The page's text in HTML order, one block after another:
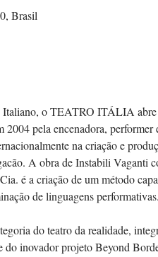
Brasil
o TEATRO ITÁLIA abre
pela encenadora, performer
na criação e
A obra de Instabili Vaganti
é a criação de um método
de linguagens performativas.
do teatro da realidade,
do inovador projeto Beyond